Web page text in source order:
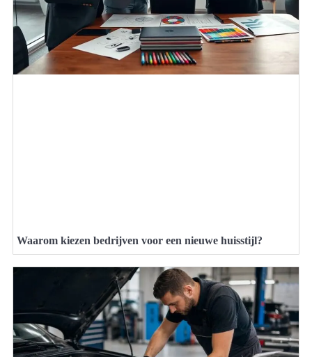
Waarom kiezen bedrijven voor een nieuwe huisstijl?